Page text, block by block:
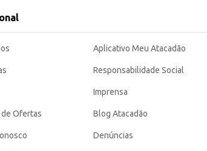
opção versátil e de fácil consumo para diferentes
Ofertas
Aplicativo Meu Atacadão
Responsabilidade Social
Imprensa
Blog Atacadão
Denúncias